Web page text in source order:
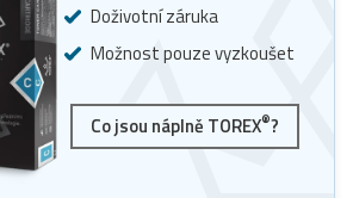
Doživotní záruka
Možnost pouze vyzkoušet
Co jsou náplně TOREX®?